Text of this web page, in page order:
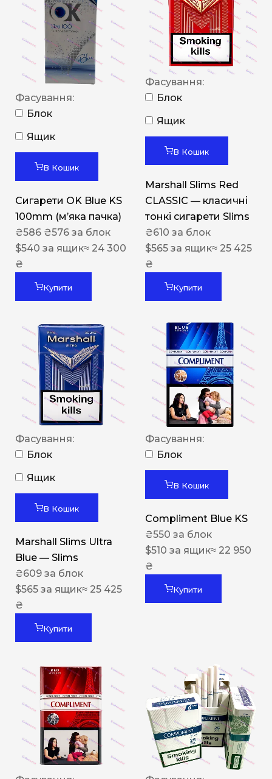
Фасування:
Блок
Ящик
В Кошик
Сигарети OK Blue KS
100mm (м’яка пачка)
₴586 ₴576 за блок
$540 за ящик≈ 24 300
₴
Купити
Фасування:
Блок
Ящик
В Кошик
Marshall Slims Red
CLASSIC — класичні
тонкі сигарети Slims
₴610 за блок
$565 за ящик≈ 25 425
₴
Купити
Фасування:
Блок
Ящик
В Кошик
Marshall Slims Ultra
Blue — Slims
₴609 за блок
$565 за ящик≈ 25 425
₴
Купити
Фасування:
Блок
В Кошик
Compliment Blue KS
₴550 за блок
$510 за ящик≈ 22 950
₴
Купити